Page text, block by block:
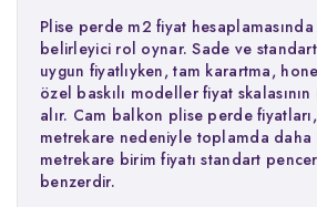
Plise perde m2 fiyat
belirleyici rol oynar. Sade ve
uygun fiyatlıyken, tam karartma,
özel baskılı modeller fiyat
alır. Cam balkon plise perde
metrekare nedeniyle toplamda daha
metrekare birim fiyatı standart
benzerdir.